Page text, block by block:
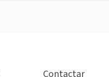
Contactar